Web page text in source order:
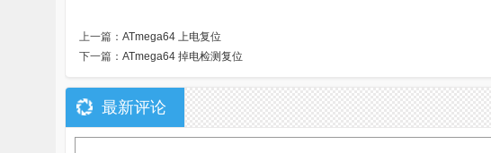
上一篇： ATmega64 上电复位
下一篇： ATmega64 掉电检测复位
最新评论